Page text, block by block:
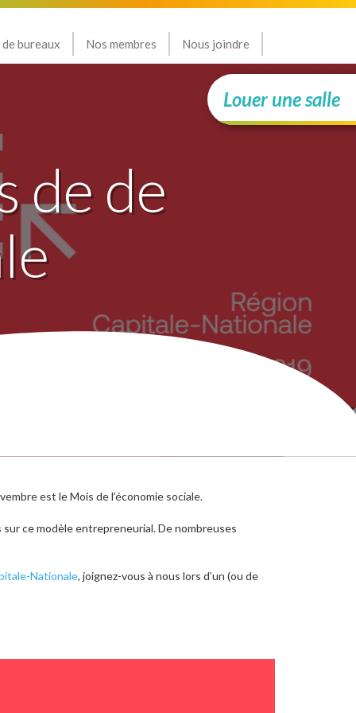
bureaux Nos membres Nous joindre
Louer une salle
de de
est le Mois de l’économie sociale.
ce modèle entrepreneurial. De nombreuses
Nationale, joignez-vous à nous lors d’un (ou de